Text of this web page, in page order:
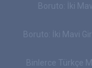
Boruto: İki
Boruto: İki Mavi
Binlerce Türkçe